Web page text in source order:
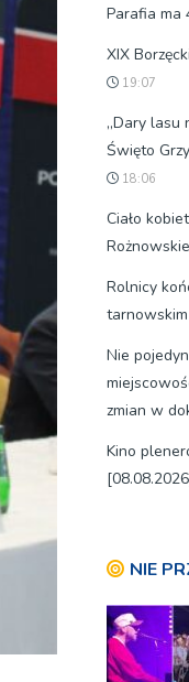
Parafia ma
XIX
19:07
„Dary lasu
Święto
18:06
Ciało
Rolnicy
Nie
zmian w
Kino
NIE